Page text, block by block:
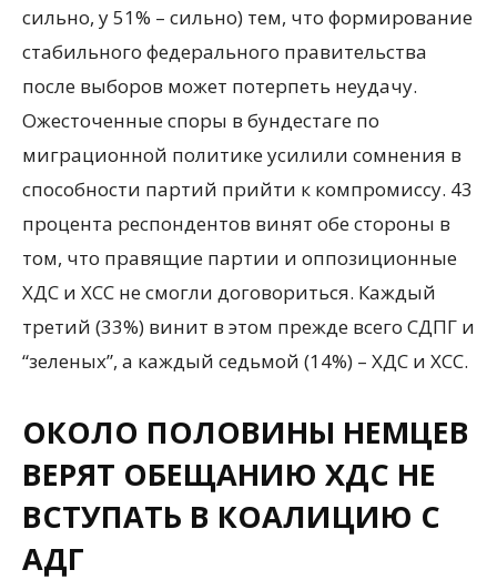
сильно, у 51% – сильно) тем, что формирование
стабильного федерального правительства
после выборов может потерпеть неудачу.
Ожесточенные споры в бундестаге по
миграционной политике усилили сомнения в
способности партий прийти к компромиссу. 43
процента респондентов винят обе стороны в
том, что правящие партии и оппозиционные
ХДС и ХСС не смогли договориться. Каждый
третий (33%) винит в этом прежде всего СДПГ и
“зеленых”, а каждый седьмой (14%) – ХДС и ХСС.
ОКОЛО ПОЛОВИНЫ НЕМЦЕВ
ВЕРЯТ ОБЕЩАНИЮ ХДС НЕ
ВСТУПАТЬ В КОАЛИЦИЮ С
АДГ